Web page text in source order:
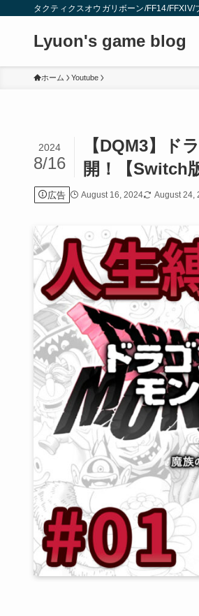
タクティクスオウガリボーン/FF14/
Lyuon's game blog
ホーム Youtube
【DQM3】
開！【Switch
2024
8/16
広告 August 16, 2024 August 24,